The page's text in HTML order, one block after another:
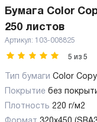
Бумага Color
250 листов
Артикул: 103-008825
5 из 5
Тип бумаги Color Copy
Покрытие без
Плотность 220 г/м2